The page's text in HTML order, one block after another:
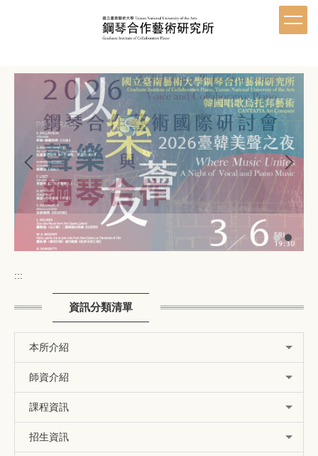
:::
資訊分類清單
本所介紹
師資介紹
課程資訊
招生資訊